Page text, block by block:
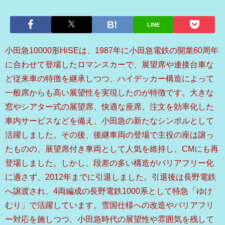
LINE
小田急10000形HiSEは、1987年に小田急電鉄の開業60周年
に合わせて登場したロマンスカーで、展望席や連接台車な
ど従来車の特徴を継承しつつ、ハイデッカー構造によって
一般席からも高い展望性を実現したのが特徴です。大きな
窓やシアター式の展望席、快適な座席、注文を効率化した
車内サービスなどを備え、小田急の新たなシンボルとして
活躍しました。その後、後継車両の登場で主役の座は譲っ
たものの、展望席付き車両として人気を維持し、CMにも再
登場しました。しかし、段差の多い構造がバリアフリー化
に適さず、2012年までに引退しました。引退後は長野電鉄
へ譲渡され、4両編成の長野電鉄1000系として特急「ゆけ
むり」で活躍しています。雪国仕様への改造やバリアフリ
ー対応を施しつつ、小田急時代の展望性や雰囲気を残して